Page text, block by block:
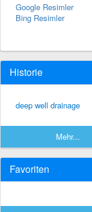
Google Resimler
Bing Resimler
Historie
deep well drainage
Mehr...
Favoriten